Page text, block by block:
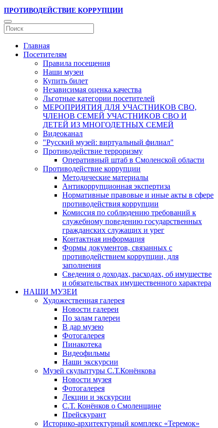
ПРОТИВОДЕЙСТВИЕ КОРРУПЦИИ
Главная
Посетителям
Правила посещения
Наши музеи
Купить билет
Независимая оценка качества
Льготные категории посетителей
МЕРОПРИЯТИЯ ДЛЯ УЧАСТНИКОВ СВО,
ЧЛЕНОВ СЕМЕЙ УЧАСТНИКОВ СВО И
ДЕТЕЙ ИЗ МНОГОДЕТНЫХ СЕМЕЙ
Видеоканал
"Русский музей: виртуальный филиал"
Противодействие терроризму
Оперативный штаб в Смоленской области
Противодействие коррупции
Методические материалы
Антикоррупционная экспертиза
Нормативные правовые и иные акты в сфере
противодействия коррупции
Комиссия по соблюдению требований к
служебному поведению государственных
гражданских служащих и урег
Контактная информация
Формы документов, связанных с
противодействием коррупции, для
заполнения
Сведения о доходах, расходах, об имуществе
и обязательствах имущественного характера
НАШИ МУЗЕИ
Художественная галерея
Новости галереи
По залам галереи
В дар музею
Фотогалерея
Пинакотека
Видеофильмы
Наши экскурсии
Музей скульптуры С.Т.Конёнкова
Новости музея
Фотогалерея
Лекции и экскурсии
С.Т. Конёнков о Смоленщине
Прейскурант
Историко-архитектурный комплекс «Теремок»